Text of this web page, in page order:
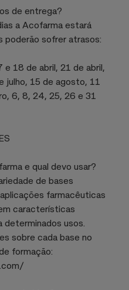
de entrega?
a Acofarma estará
poderão sofrer atrasos:
e 18 de abril, 21 de abril,
julho, 15 de agosto, 11
6, 8, 24, 25, 26 e 31
e qual devo usar?
de bases
farmacêuticas
características
determinados usos.
sobre cada base no
formação: